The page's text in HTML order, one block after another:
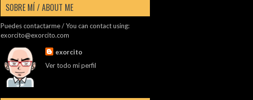
SOBRE MÍ / ABOUT ME
Puedes contactarme / You can contact using:
exorcito@exorcito.com
exorcito
Ver todo mi perfil